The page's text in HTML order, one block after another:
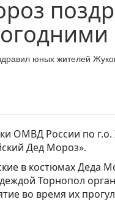
юных жителей
ОМВД России по г.о.
Дед Мороз».
в костюмах Деда
Торнопол
во время их